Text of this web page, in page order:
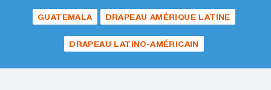
GUATEMALA DRAPEAU AMÉRIQUE LATINE
DRAPEAU LATINO-AMÉRICAIN